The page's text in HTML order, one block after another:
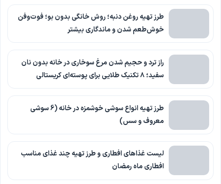
طرز تهیه روغن دنبه؛ روش خانگی بدون بو؛ فوت‌وفن
خوش‌طعم شدن و ماندگاری بیشتر
راز ترد و حجیم شدن مرغ سوخاری در خانه بدون نان
سفید؛ ۸ تکنیک طلایی برای پوسته‌ای کریستالی
طرز تهیه انواع سوشی خوشمزه در خانه (6 سوشی
معروف و سس)
لیست غذاهای افطاری و طرز تهیه چند غذای مناسب
افطاری ماه رمضان